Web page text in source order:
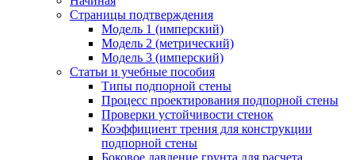
Страницы подтверждения
Модель 1 (имперский)
Модель 2 (метрический)
Модель 3 (имперский)
Статьи и учебные пособия
Типы подпорной стены
Процесс проектирования подпорной стены
Проверки устойчивости стенок
Коэффициент трения для конструкции
подпорной стены